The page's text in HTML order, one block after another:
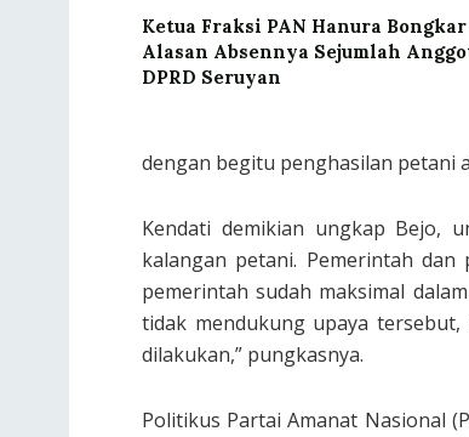
Ketua Fraksi PAN Hanura Bongkar
Alasan Absennya Sejumlah
DPRD Seruyan
dengan begitu penghasilan petani
Kendati demikian ungkap Bejo,
kalangan petani. Pemerintah dan
pemerintah sudah maksimal
tidak mendukung upaya
dilakukan,” pungkasnya.
Politikus Partai Amanat Nasional